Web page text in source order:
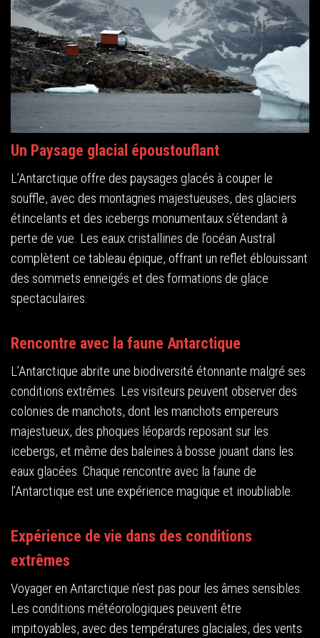
Un Paysage glacial époustouflant
L’Antarctique offre des paysages glacés à couper le
souffle, avec des montagnes majestueuses, des glaciers
étincelants et des icebergs monumentaux s’étendant à
perte de vue. Les eaux cristallines de l’océan Austral
complètent ce tableau épique, offrant un reflet éblouissant
des sommets enneigés et des formations de glace
spectaculaires.
Rencontre avec la faune Antarctique
L’Antarctique abrite une biodiversité étonnante malgré ses
conditions extrêmes. Les visiteurs peuvent observer des
colonies de manchots, dont les manchots empereurs
majestueux, des phoques léopards reposant sur les
icebergs, et même des baleines à bosse jouant dans les
eaux glacées. Chaque rencontre avec la faune de
l’Antarctique est une expérience magique et inoubliable.
Expérience de vie dans des conditions
extrêmes
Voyager en Antarctique n’est pas pour les âmes sensibles.
Les conditions météorologiques peuvent être
impitoyables, avec des températures glaciales, des vents